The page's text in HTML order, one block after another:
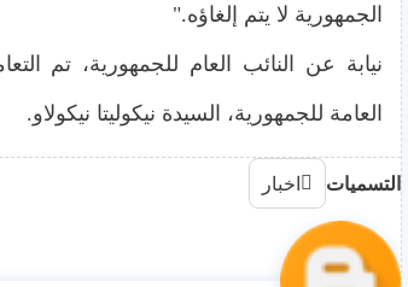
الجمهورية لا يتم إلغاؤه."
نيابة عن النائب العام للجمهورية، تم
العامة للجمهورية، السيدة نيكوليتا نيكولاو.
التسميات اخبار